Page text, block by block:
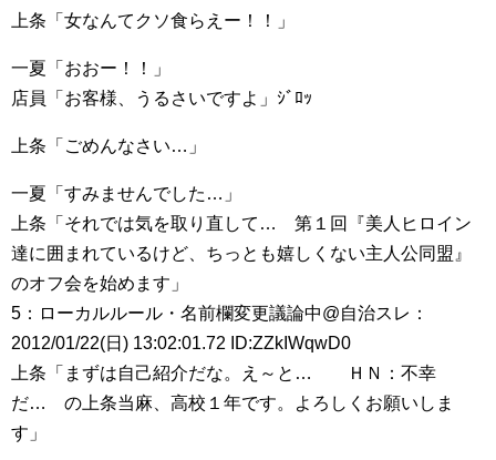
上条「女なんてクソ食らえー！！」
一夏「おおー！！」
店員「お客様、うるさいですよ」ｼﾞﾛｯ
上条「ごめんなさい…」
一夏「すみませんでした…」
上条「それでは気を取り直して… 第１回『美人ヒロイン
達に囲まれているけど、ちっとも嬉しくない主人公同盟』
のオフ会を始めます」
5：ローカルルール・名前欄変更議論中@自治スレ：
2012/01/22(日) 13:02:01.72 ID:ZZkIWqwD0
上条「まずは自己紹介だな。え～と… ＨＮ：不幸
だ… の上条当麻、高校１年です。よろしくお願いしま
す」